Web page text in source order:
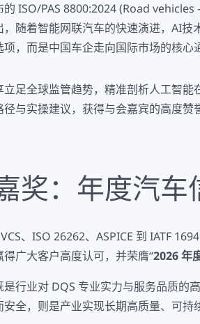
的 ISO/PAS 8800:2024 (Road
，随着智能网联汽车的快速演进，AI
，而是中国车企走向国际市场的核心
立足全球监管趋势，精准剖析人工智
与实操建议，获得与会嘉宾的高度赞
奖：年度汽
、ISO 26262、ASPICE 到 IATF
得广大客户高度认可，并荣膺“2026 年
是行业对 DQS 专业实力与服务品质的
全，则是产业实现长期高质量、可持